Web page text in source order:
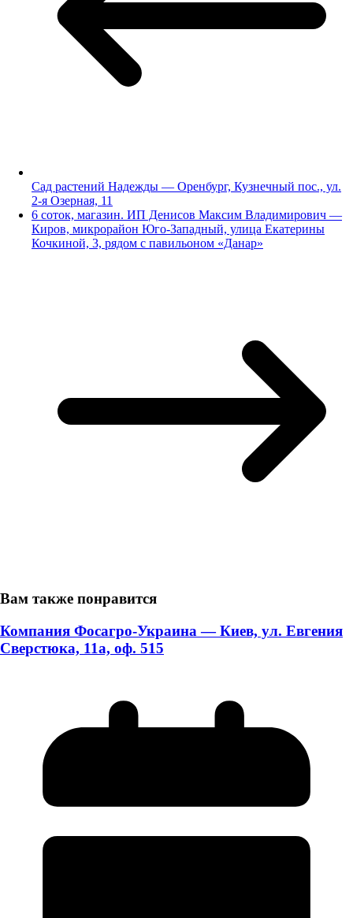
Сад растений Надежды — Оренбург, Кузнечный пос., ул.
2-я Озерная, 11
6 соток, магазин. ИП Денисов Максим Владимирович —
Киров, микрорайон Юго-Западный, улица Екатерины
Кочкиной, 3, рядом с павильоном «Данар»
Вам также понравится
Компания Фосагро-Украина — Киев, ул. Евгения
Сверстюка, 11а, оф. 515